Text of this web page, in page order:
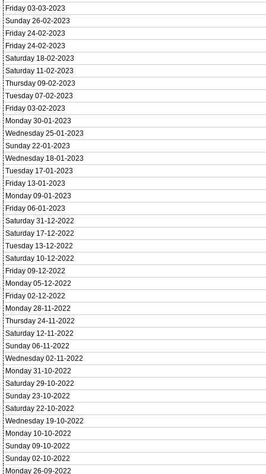
Friday 03-03-2023
Sunday 26-02-2023
Friday 24-02-2023
Friday 24-02-2023
Saturday 18-02-2023
Saturday 11-02-2023
Thursday 09-02-2023
Tuesday 07-02-2023
Friday 03-02-2023
Monday 30-01-2023
Wednesday 25-01-2023
Sunday 22-01-2023
Wednesday 18-01-2023
Tuesday 17-01-2023
Friday 13-01-2023
Monday 09-01-2023
Friday 06-01-2023
Saturday 31-12-2022
Saturday 17-12-2022
Tuesday 13-12-2022
Saturday 10-12-2022
Friday 09-12-2022
Monday 05-12-2022
Friday 02-12-2022
Monday 28-11-2022
Thursday 24-11-2022
Saturday 12-11-2022
Sunday 06-11-2022
Wednesday 02-11-2022
Monday 31-10-2022
Saturday 29-10-2022
Sunday 23-10-2022
Saturday 22-10-2022
Wednesday 19-10-2022
Monday 10-10-2022
Sunday 09-10-2022
Sunday 02-10-2022
Monday 26-09-2022